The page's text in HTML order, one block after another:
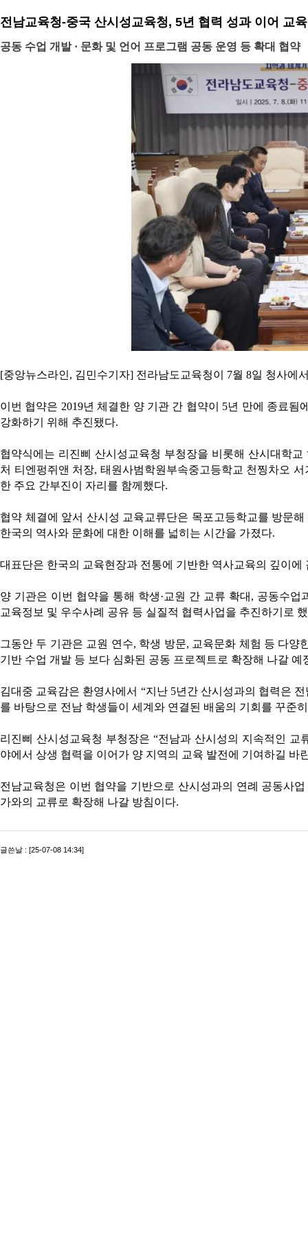
전남교육청-중국 산시성교육청, 5년 협력 성과 이어 교육
공동 수업 개발 · 문화 및 언어 프로그램 공동 운영 등 확대 협약
[중앙뉴스라인, 김민수기자] 전라남도교육청이 7월 8일 청사에
이번 협약은 2019년 체결한 양 기관 간 협약이 5년 만에 종료
강화하기 위해 추진됐다.
협약식에는 리진삐 산시성교육청 부청장을 비롯해 산시대학
처 티엔펑쥐앤 처장, 태원사범학원부속중고등학교 천찡차오
한 주요 간부진이 자리를 함께했다.
협약 체결에 앞서 산시성 교육교류단은 목포고등학교를 방문
한국의 역사와 문화에 대한 이해를 넓히는 시간을 가졌다.
대표단은 한국의 교육현장과 전통에 기반한 역사교육의 깊이
양 기관은 이번 협약을 통해 학생·교원 간 교류 확대, 공동수
교육정보 및 우수사례 공유 등 실질적 협력사업을 추진하기로
그동안 두 기관은 교원 연수, 학생 방문, 교육문화 체험 등 다
기반 수업 개발 등 보다 심화된 공동 프로젝트로 확장해 나갈 예
김대중 교육감은 환영사에서 “지난 5년간 산시성과의 협력은
를 바탕으로 전남 학생들이 세계와 연결된 배움의 기회를 꾸준
리진삐 산시성교육청 부청장은 “전남과 산시성의 지속적인
야에서 상생 협력을 이어가 양 지역의 교육 발전에 기여하길 바
전남교육청은 이번 협약을 기반으로 산시성과의 연례 공동사
가와의 교류로 확장해 나갈 방침이다.
글쓴날 : [25-07-08 14:34]